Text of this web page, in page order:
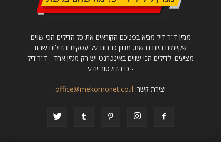
מגזין ד"ר דיל מביא בפניכם הקוראים את כל הדילים הכי שווים
שקיימים היום ברשת. מגוון כתבות על עסקים והדילים שהם
מציעים. לדילים הכי שווים באינטרנט יש רק מגזין אחד - ד"ר דיל
- כי הדוקטור יודע
יצירת קשר: office@mekomonet.co.il